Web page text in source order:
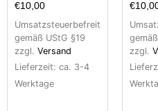
€10,00
Umsatzsteuerbefreit
gemäß UStG §19
zzgl. Versand
Lieferzeit: ca. 3-4
Werktage
€
zzgl.